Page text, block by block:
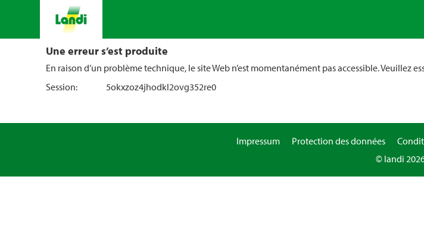
Une erreur s’est produite
En raison d’un problème technique, le site Web n’est momentanément pas accessible. Veuillez
Session:
5okxzoz4jhodkl2ovg352re0
Impressum Protection des données
© landi